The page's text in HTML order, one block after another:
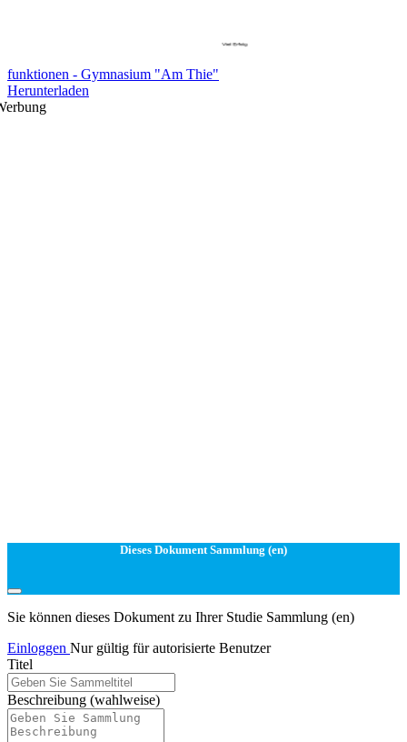
funktionen - Gymnasium "Am Thie"
Herunterladen
Dieses Dokument Sammlung (en)
Sie können dieses Dokument zu Ihrer Studie Sammlung (en)
Einloggen Nur gültig für autorisierte Benutzer
Titel
Beschreibung (wahlweise)